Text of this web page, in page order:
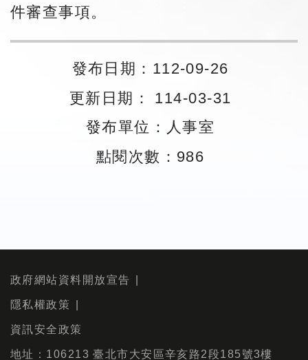
件審查事項。
發布日期：112-09-26
更新日期： 114-03-31
發布單位：人事室
點閱次數：986
政府網站資料開放宣告
隱私權政策
資訊安全政策
地址：106213 臺北市大安區辛亥路2段185號3樓